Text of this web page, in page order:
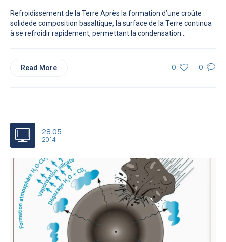
Refroidissement de la Terre Après la formation d’une croûte
solidede composition basaltique, la surface de la Terre continua
à se refroidir rapidement, permettant la condensation...
0 0
Read More
28.05
2014